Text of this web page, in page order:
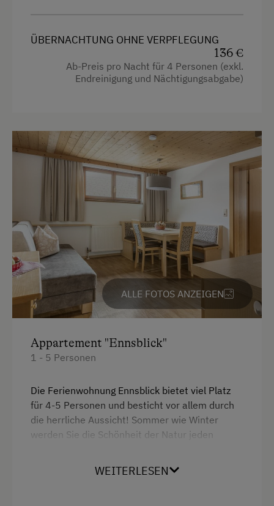
Hypoallergenes Kissen
Küche
Küchenausstattung
Haupthaus
4 Plattenherd
Backofen
Handtücher
Heizung
Toilette
Wasserkocher
Bettwäsche
Wlan
Sauna
Doppelbett
ÜBERNACHTUNG OHNE VERPFLEGUNG
136 €
Ab-Preis pro Nacht für 4 Personen (exkl.
Endreinigung und Nächtigungsabgabe)
ALLE FOTOS ANZEIGEN
Appartement "Ennsblick"
1 - 5 Personen
Die Ferienwohnung Ennsblick bietet viel Platz
für 4-5 Personen und besticht vor allem durch
die herrliche Aussicht! Sommer wie Winter
werden Sie die Schönheit der Natur jeden
WEITERLESEN